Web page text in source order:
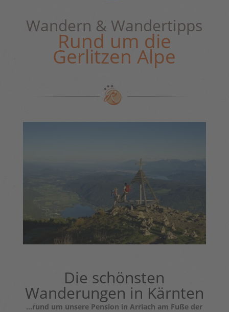
Wandern & Wandertipps
Rund um die
Gerlitzen Alpe
Die schönsten
Wanderungen in Kärnten
…rund um unsere Pension in Arriach am Fuße der